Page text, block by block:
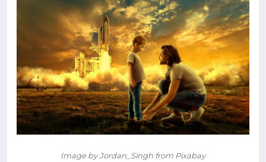
Image by Jordan_Singh from Pixabay